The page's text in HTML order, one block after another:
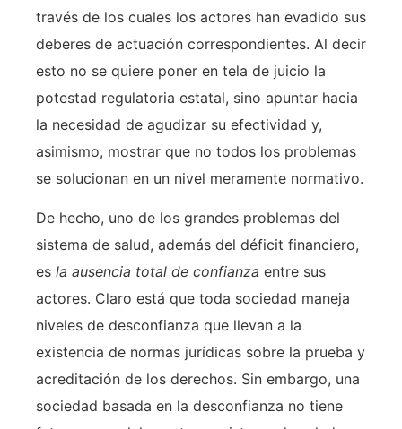
través de los cuales los actores han evadido sus
deberes de actuación correspondientes. Al decir
esto no se quiere poner en tela de juicio la
potestad regulatoria estatal, sino apuntar hacia
la necesidad de agudizar su efectividad y,
asimismo, mostrar que no todos los problemas
se solucionan en un nivel meramente normativo.
De hecho, uno de los grandes problemas del
sistema de salud, además del déficit financiero,
es la ausencia total de confianza entre sus
actores. Claro está que toda sociedad maneja
niveles de desconfianza que llevan a la
existencia de normas jurídicas sobre la prueba y
acreditación de los derechos. Sin embargo, una
sociedad basada en la desconfianza no tiene